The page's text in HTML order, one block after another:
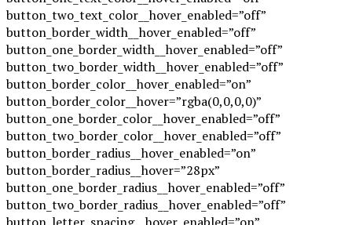
button_two_text_color__hover_enabled=”off”
button_border_width__hover_enabled=”off”
button_one_border_width__hover_enabled=”off”
button_two_border_width__hover_enabled=”off”
button_border_color__hover_enabled=”on”
button_border_color__hover=”rgba(0,0,0,0)”
button_one_border_color__hover_enabled=”off”
button_two_border_color__hover_enabled=”off”
button_border_radius__hover_enabled=”on”
button_border_radius__hover=”28px”
button_one_border_radius__hover_enabled=”off”
button_two_border_radius__hover_enabled=”off”